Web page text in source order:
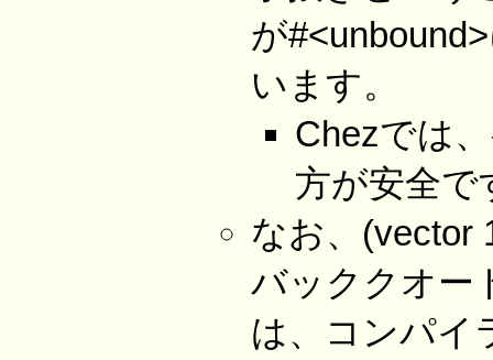
が
います。
Chezでは
方が安全で
なお、(vector
バッククオー
は、コンパイ